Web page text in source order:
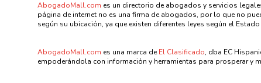
AbogadoMall.com es un directorio de abogados y servicios
página de internet no es una firma de abogados, por lo que no
según su ubicación, ya que existen diferentes leyes según el
AbogadoMall.com es una marca deEl Clasificado, dba EC
empoderándola con información y herramientas para prosperar y